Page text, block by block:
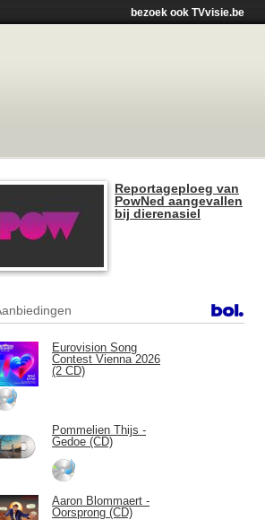
bezoek ook TVvisie.be
Reportageploeg van
PowNed aangevallen
bij dierenasiel
Eurovision Song
Contest Vienna 2026
(2 CD)
Pommelien Thijs -
Gedoe (CD)
Aaron Blommaert -
Oorsprong (CD)